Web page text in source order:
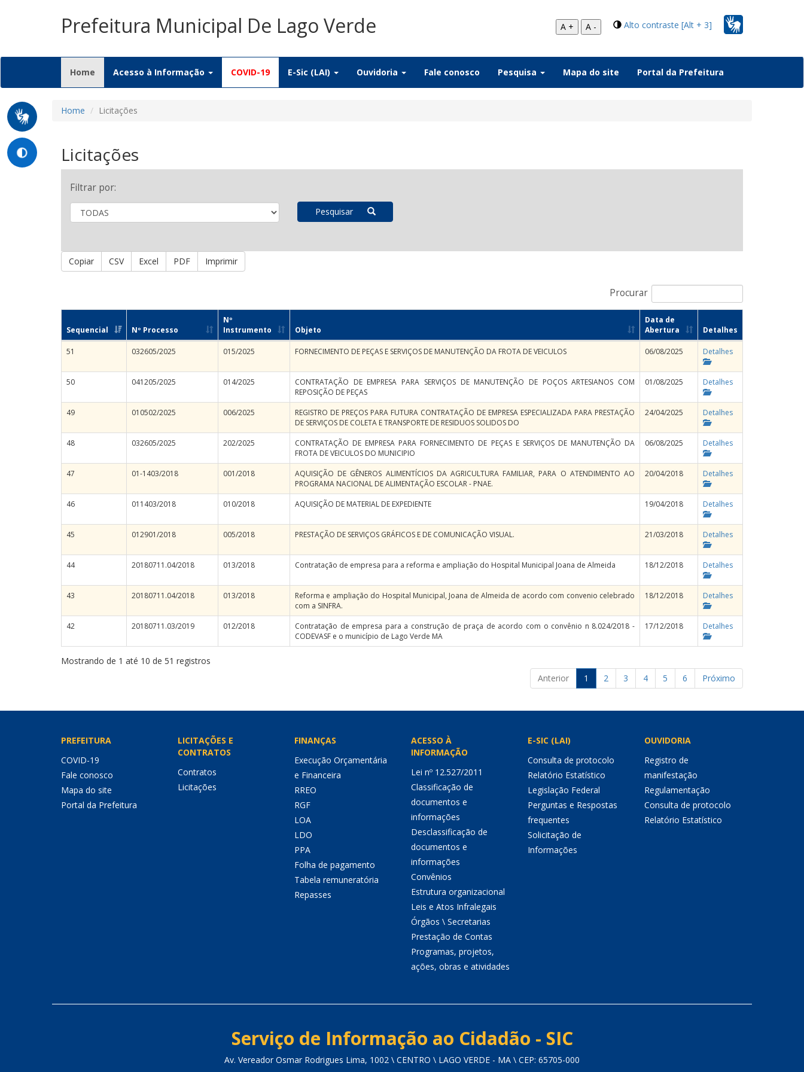
Prefeitura Municipal De Lago Verde Alto contraste [Alt + 3]
A + A -
Home (current)
Acesso à Informação COVID-19 E-Sic (LAI) Ouvidoria Fale conosco Pesquisa Mapa do site Portal da Prefeitura
Home Licitações
Licitações
Filtrar por:
Pesquisar
Copiar CSV Excel PDF Imprimir
Procurar
Sequencial Nº Processo
Nº
Instrumento
Objeto
Data de
Abertura
Detalhes
51 032605/2025 015/2025 FORNECIMENTO DE PEÇAS E SERVIÇOS DE MANUTENÇÃO DA FROTA DE VEICULOS 06/08/2025 Detalhes
50 041205/2025 014/2025
CONTRATAÇÃO DE EMPRESA PARA SERVIÇOS DE MANUTENÇÃO DE POÇOS ARTESIANOS COM
REPOSIÇÃO DE PEÇAS
01/08/2025 Detalhes
49 010502/2025 006/2025
REGISTRO DE PREÇOS PARA FUTURA CONTRATAÇÃO DE EMPRESA ESPECIALIZADA PARA PRESTAÇÃO
DE SERVIÇOS DE COLETA E TRANSPORTE DE RESIDUOS SOLIDOS DO
24/04/2025 Detalhes
48 032605/2025 202/2025
CONTRATAÇÃO DE EMPRESA PARA FORNECIMENTO DE PEÇAS E SERVIÇOS DE MANUTENÇÃO DA
FROTA DE VEICULOS DO MUNICIPIO
06/08/2025 Detalhes
47 01-1403/2018 001/2018
AQUISIÇÃO DE GÊNEROS ALIMENTÍCIOS DA AGRICULTURA FAMILIAR, PARA O ATENDIMENTO AO
PROGRAMA NACIONAL DE ALIMENTAÇÃO ESCOLAR - PNAE.
20/04/2018 Detalhes
46 011403/2018 010/2018 AQUISIÇÃO DE MATERIAL DE EXPEDIENTE 19/04/2018 Detalhes
45 012901/2018 005/2018 PRESTAÇÃO DE SERVIÇOS GRÁFICOS E DE COMUNICAÇÃO VISUAL. 21/03/2018 Detalhes
44 20180711.04/2018 013/2018 Contratação de empresa para a reforma e ampliação do Hospital Municipal Joana de Almeida 18/12/2018 Detalhes
43 20180711.04/2018 013/2018
Reforma e ampliação do Hospital Municipal, Joana de Almeida de acordo com convenio celebrado
com a SINFRA.
18/12/2018 Detalhes
42 20180711.03/2019 012/2018
Contratação de empresa para a construção de praça de acordo com o convênio n 8.024/2018 -
CODEVASF e o município de Lago Verde MA
17/12/2018 Detalhes
Mostrando de 1 até 10 de 51 registros
Anterior
1 2 3 4 5 6 Próximo
PREFEITURA
COVID-19
Fale conosco
Mapa do site
Portal da Prefeitura
LICITAÇÕES E
CONTRATOS
Contratos
Licitações
FINANÇAS
Execução Orçamentária
e Financeira
RREO
RGF
LOA
LDO
PPA
Folha de pagamento
Tabela remuneratória
Repasses
ACESSO À
INFORMAÇÃO
Lei nº 12.527/2011
Classificação de
documentos e
informações
Desclassificação de
documentos e
informações
Convênios
Estrutura organizacional
Leis e Atos Infralegais
Órgãos \ Secretarias
Prestação de Contas
Programas, projetos,
ações, obras e atividades
E-SIC (LAI)
Consulta de protocolo
Relatório Estatístico
Legislação Federal
Perguntas e Respostas
frequentes
Solicitação de
Informações
OUVIDORIA
Registro de
manifestação
Regulamentação
Consulta de protocolo
Relatório Estatístico
Serviço de Informação ao Cidadão - SIC
Av. Vereador Osmar Rodrigues Lima, 1002 \ CENTRO \ LAGO VERDE - MA \ CEP: 65705-000